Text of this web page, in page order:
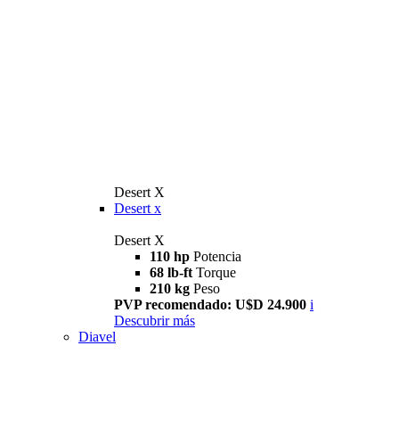
Desert X
Desert x
Desert X
110 hp Potencia
68 lb-ft Torque
210 kg Peso
PVP recomendado: U$D 24.900 i
Descubrir más
Diavel